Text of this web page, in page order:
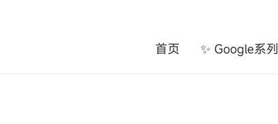
首页 ✨ Google系列